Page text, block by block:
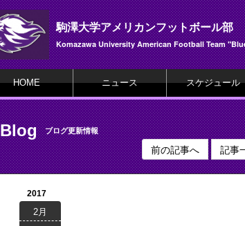
駒澤大学アメリカンフットボール部
Komazawa University American Football Team
HOME ニュース スケジュール
Blog ブログ更新情報
前の記事へ 記事
2017
2月